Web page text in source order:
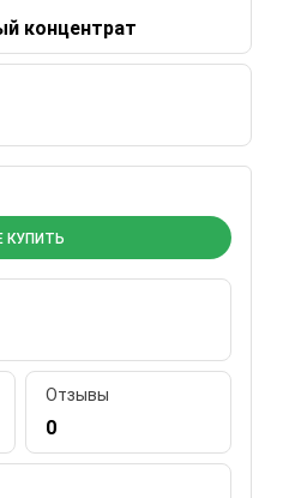
концентрат
КУПИТЬ
Отзывы
0